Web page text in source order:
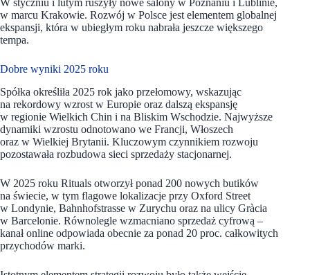
w marcu Krakowie. Rozwój w Polsce jest elementem globalnej
ekspansji, która w ubiegłym roku nabrała jeszcze większego
tempa.
Dobre wyniki 2025 roku
Spółka określiła 2025 rok jako przełomowy, wskazując
na rekordowy wzrost w Europie oraz dalszą ekspansję
w regionie Wielkich Chin i na Bliskim Wschodzie. Najwyższe
dynamiki wzrostu odnotowano we Francji, Włoszech
oraz w Wielkiej Brytanii. Kluczowym czynnikiem rozwoju
pozostawała rozbudowa sieci sprzedaży stacjonarnej.
W 2025 roku Rituals otworzył ponad 200 nowych butików
na świecie, w tym flagowe lokalizacje przy Oxford Street
w Londynie, Bahnhofstrasse w Zurychu oraz na ulicy Gràcia
w Barcelonie. Równolegle wzmacniano sprzedaż cyfrową –
kanał online odpowiada obecnie za ponad 20 proc. całkowitych
przychodów marki.